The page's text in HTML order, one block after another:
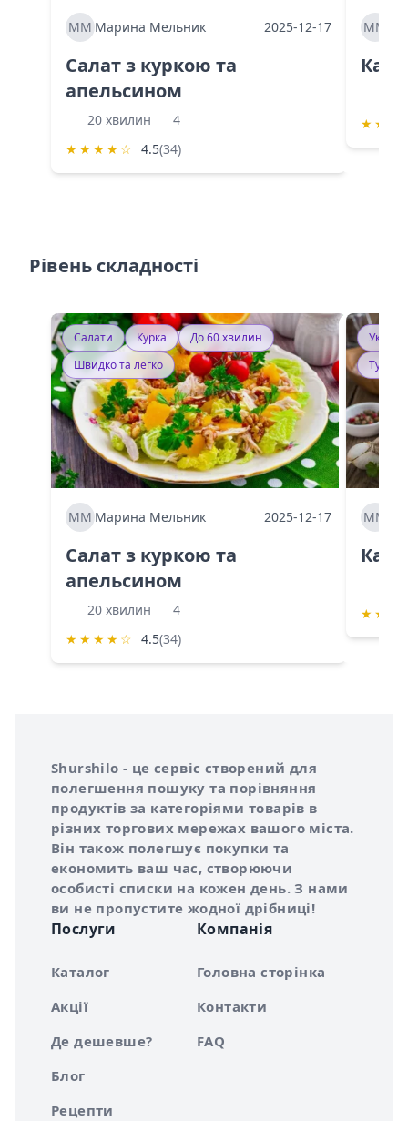
ММ Марина Мельник 2025-12-17
Салат з куркою та
апельсином
20 хвилин
4
★ ★ ★ ★ ☆ 4.5(34)
ММ
★ ★
Рівень складності
Салати Курка
До 60 хвилин
Швидко та легко
ММ Марина Мельник 2025-12-17
Салат з куркою та
апельсином
20 хвилин
4
★ ★ ★ ★ ☆ 4.5(34)
ММ
★ ★
Про сервіс Shurshilo
Shurshilo - це сервіс створений для
полегшення пошуку та порівняння
продуктів за категоріями товарів в
різних торгових мережах вашого міста.
Він також полегшує покупки та
економить ваш час, створюючи
особисті списки на кожен день. З нами
ви не пропустите жодної дрібниці!
Послуги
Каталог
Акції
Де дешевше?
Блог
Рецепти
Компанія
Головна сторінка
Контакти
FAQ